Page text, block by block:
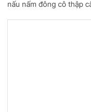
nấu nấm đông cô thập